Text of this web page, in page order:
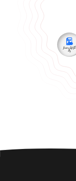
گزارش ساز
راد